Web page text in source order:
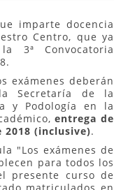
imparte docencia
Centro, que ya
3ª Convocatoria
exámenes deberán
Secretaría de la
y Podología en la
entrega de
2018 (inclusive).
"Los exámenes de
para todos los
presente curso de